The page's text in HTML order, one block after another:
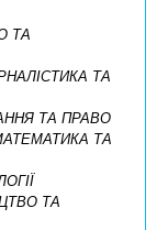
ТА
ТА
ТА ПРАВО
ТА
ТА